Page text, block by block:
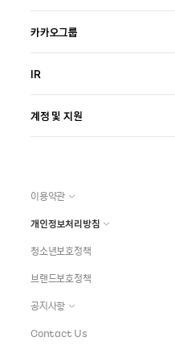
카카오그룹
IR
계정 및 지원
이용약관
개인정보처리방침
청소년보호정책
브랜드보호정책
공지사항
Contact Us